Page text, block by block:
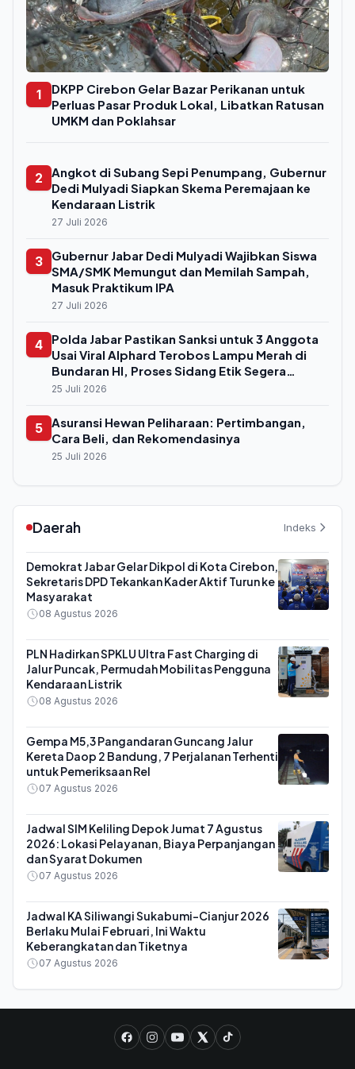
1
DKPP Cirebon Gelar Bazar Perikanan untuk
Perluas Pasar Produk Lokal, Libatkan Ratusan
UMKM dan Poklahsar
2
Angkot di Subang Sepi Penumpang, Gubernur
Dedi Mulyadi Siapkan Skema Peremajaan ke
Kendaraan Listrik
27 Juli 2026
3
Gubernur Jabar Dedi Mulyadi Wajibkan Siswa
SMA/SMK Memungut dan Memilah Sampah,
Masuk Praktikum IPA
27 Juli 2026
4
Polda Jabar Pastikan Sanksi untuk 3 Anggota
Usai Viral Alphard Terobos Lampu Merah di
Bundaran HI, Proses Sidang Etik Segera
Digelar
25 Juli 2026
5 Asuransi Hewan Peliharaan: Pertimbangan,
Cara Beli, dan Rekomendasinya
25 Juli 2026
Daerah Indeks
Demokrat Jabar Gelar Dikpol di Kota Cirebon,
Sekretaris DPD Tekankan Kader Aktif Turun ke
Masyarakat
08 Agustus 2026
PLN Hadirkan SPKLU Ultra Fast Charging di
Jalur Puncak, Permudah Mobilitas Pengguna
Kendaraan Listrik
08 Agustus 2026
Gempa M5,3 Pangandaran Guncang Jalur
Kereta Daop 2 Bandung, 7 Perjalanan Terhenti
untuk Pemeriksaan Rel
07 Agustus 2026
Jadwal SIM Keliling Depok Jumat 7 Agustus
2026: Lokasi Pelayanan, Biaya Perpanjangan
dan Syarat Dokumen
07 Agustus 2026
Jadwal KA Siliwangi Sukabumi-Cianjur 2026
Berlaku Mulai Februari, Ini Waktu
Keberangkatan dan Tiketnya
07 Agustus 2026